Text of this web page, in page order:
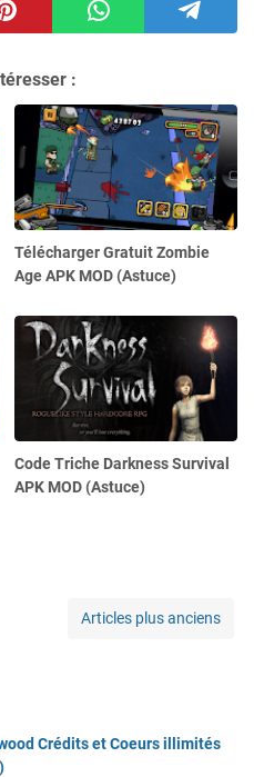
:
Télécharger Gratuit Zombie
Age APK MOD (Astuce)
Code Triche Darkness Survival
APK MOD (Astuce)
Articles plus anciens
Crédits et Coeurs illimités